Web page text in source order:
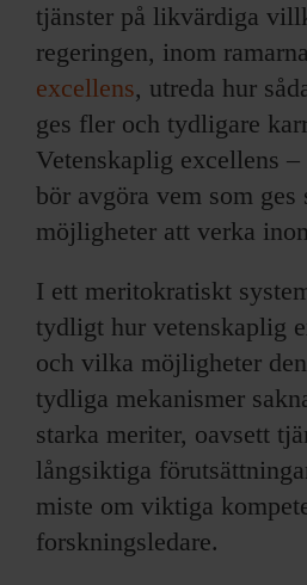
tjänster på likvärdiga
regeringen, inom
excellens, utreda hur
ges fler och tydligare
Vetenskaplig excellens
bör avgöra vem som ges
möjligheter att verka
I ett meritokratiskt
tydligt hur vetenskaplig
och vilka möjligheter
tydliga mekanismer
starka meriter, oavsett
långsiktiga
miste om viktiga
forskningsledare.